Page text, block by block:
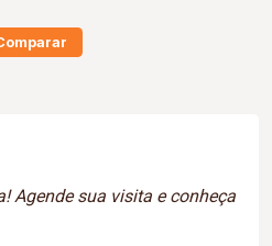
Agende sua visita e conheça